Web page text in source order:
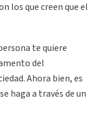
los que creen que el
te quiere
del
Ahora bien, es
haga a través de un